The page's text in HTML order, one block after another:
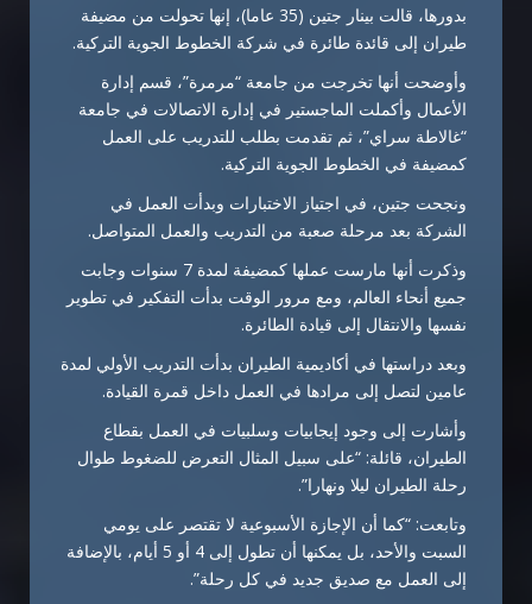
بدورها، قالت بينار جتين (35 عاما)، إنها تحولت من مضيفة
طيران إلى قائدة طائرة في شركة الخطوط الجوية التركية.
وأوضحت أنها تخرجت من جامعة “مرمرة”، قسم إدارة
الأعمال وأكملت الماجستير في إدارة الاتصالات في جامعة
“غالاطة سراي”، ثم تقدمت بطلب للتدريب على العمل
كمضيفة في الخطوط الجوية التركية.
ونجحت جتين، في اجتياز الاختبارات وبدأت العمل في
الشركة بعد مرحلة صعبة من التدريب والعمل المتواصل.
وذكرت أنها مارست عملها كمضيفة لمدة 7 سنوات وجابت
جميع أنحاء العالم، ومع مرور الوقت بدأت التفكير في تطوير
نفسها والانتقال إلى قيادة الطائرة.
وبعد دراستها في أكاديمية الطيران بدأت التدريب الأولي لمدة
عامين لتصل إلى مرادها في العمل داخل قمرة القيادة.
وأشارت إلى وجود إيجابيات وسلبيات في العمل بقطاع
الطيران، قائلة: “على سبيل المثال التعرض للضغوط طوال
رحلة الطيران ليلا ونهارا”.
وتابعت: “كما أن الإجازة الأسبوعية لا تقتصر على يومي
السبت والأحد، بل يمكنها أن تطول إلى 4 أو 5 أيام، بالإضافة
إلى العمل مع صديق جديد في كل رحلة”.